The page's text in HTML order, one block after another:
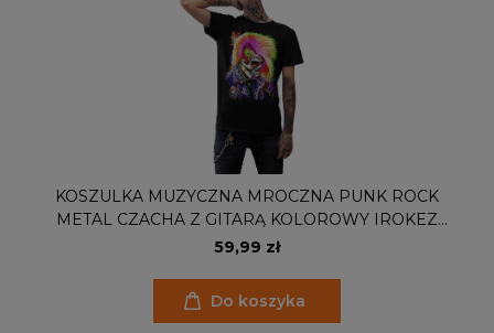
KOSZULKA MUZYCZNA MROCZNA PUNK ROCK
METAL CZACHA Z GITARĄ KOLOROWY IROKEZ
ĆWIEKI
59,99 zł
Do koszyka